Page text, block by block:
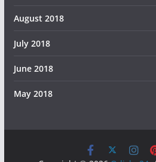
August 2018
July 2018
June 2018
May 2018